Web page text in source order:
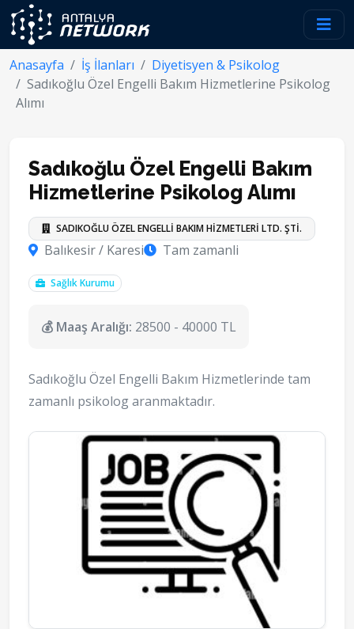
Anasayfa İş İlanları
Diyetisyen & Psikolog
Sadıkoğlu Özel Engelli Bakım Hizmetlerine Psikolog
Alımı
Sadıkoğlu Özel Engelli Bakım
Hizmetlerine Psikolog Alımı
SADIKOĞLU ÖZEL ENGELLİ BAKIM HİZMETLERİ LTD. ŞTİ.
Balıkesir / Karesi Tam zamanli
Sağlık Kurumu
💰 Maaş Aralığı: 28500 - 40000 TL
Sadıkoğlu Özel Engelli Bakım Hizmetlerinde tam
zamanlı psikolog aranmaktadır.